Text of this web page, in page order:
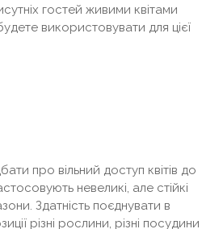
гостей живими квітами
використовувати для цієї
про вільний доступ квітів до
невеликі, але стійкі
Здатність поєднувати в
різні рослини, різні посудини